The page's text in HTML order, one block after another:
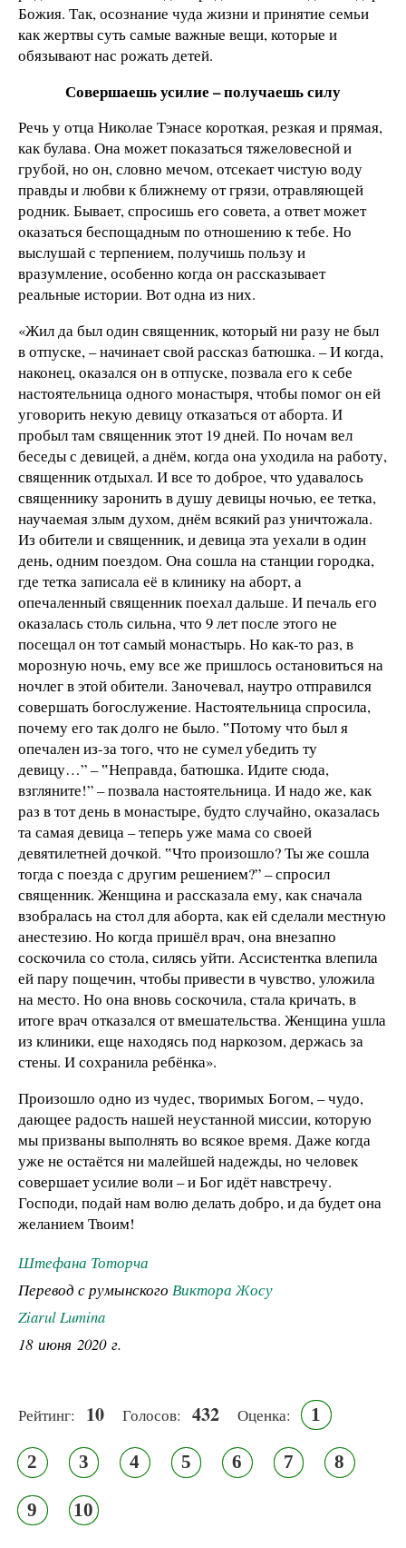
Божия. Так, осознание чуда жизни и принятие семьи
как жертвы суть самые важные вещи, которые и
обязывают нас рожать детей.
Совершаешь усилие – получаешь силу
Речь у отца Николае Тэнасе короткая, резкая и прямая,
как булава. Она может показаться тяжеловесной и
грубой, но он, словно мечом, отсекает чистую воду
правды и любви к ближнему от грязи, отравляющей
родник. Бывает, спросишь его совета, а ответ может
оказаться беспощадным по отношению к тебе. Но
выслушай с терпением, получишь пользу и
вразумление, особенно когда он рассказывает
реальные истории. Вот одна из них.
«Жил да был один священник, который ни разу не был
в отпуске, – начинает свой рассказ батюшка. – И когда,
наконец, оказался он в отпуске, позвала его к себе
настоятельница одного монастыря, чтобы помог он ей
уговорить некую девицу отказаться от аборта. И
пробыл там священник этот 19 дней. По ночам вел
беседы с девицей, а днём, когда она уходила на работу,
священник отдыхал. И все то доброе, что удавалось
священнику заронить в душу девицы ночью, ее тетка,
научаемая злым духом, днём всякий раз уничтожала.
Из обители и священник, и девица эта уехали в один
день, одним поездом. Она сошла на станции городка,
где тетка записала её в клинику на аборт, а
опечаленный священник поехал дальше. И печаль его
оказалась столь сильна, что 9 лет после этого не
посещал он тот самый монастырь. Но как-то раз, в
морозную ночь, ему все же пришлось остановиться на
ночлег в этой обители. Заночевал, наутро отправился
совершать богослужение. Настоятельница спросила,
почему его так долго не было. ‟Потому что был я
опечален из-за того, что не сумел убедить ту
девицу…” – ‟Неправда, батюшка. Идите сюда,
взгляните!” – позвала настоятельница. И надо же, как
раз в тот день в монастыре, будто случайно, оказалась
та самая девица – теперь уже мама со своей
девятилетней дочкой. ‟Что произошло? Ты же сошла
тогда с поезда с другим решением?” – спросил
священник. Женщина и рассказала ему, как сначала
взобралась на стол для аборта, как ей сделали местную
анестезию. Но когда пришёл врач, она внезапно
соскочила со стола, силясь уйти. Ассистентка влепила
ей пару пощечин, чтобы привести в чувство, уложила
на место. Но она вновь соскочила, стала кричать, в
итоге врач отказался от вмешательства. Женщина ушла
из клиники, еще находясь под наркозом, держась за
стены. И сохранила ребёнка».
Произошло одно из чудес, творимых Богом, – чудо,
дающее радость нашей неустанной миссии, которую
мы призваны выполнять во всякое время. Даже когда
уже не остаётся ни малейшей надежды, но человек
совершает усилие воли – и Бог идёт навстречу.
Господи, подай нам волю делать добро, и да будет она
желанием Твоим!
Штефана Тоторча
Перевод с румынского Виктора Жосу
Ziarul Lumina
18 июня 2020 г.
Рейтинг: 10 Голосов: 432 Оценка: 1
2 3 4 5 6 7 8
9 10